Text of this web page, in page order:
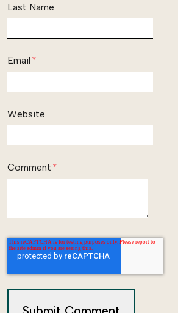
Last Name
Email *
Website
Comment *